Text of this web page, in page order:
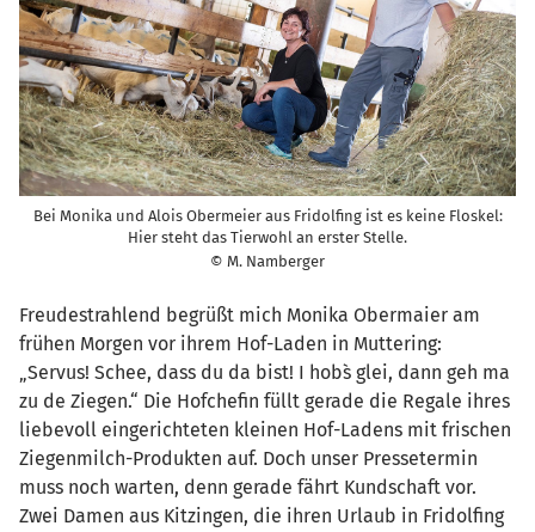
Bei Monika und Alois Obermeier aus Fridolfing ist es keine Floskel:
Hier steht das Tierwohl an erster Stelle.
© M. Namberger
Freudestrahlend begrüßt mich Monika Obermaier am
frühen Morgen vor ihrem Hof-Laden in Muttering:
„Servus! Schee, dass du da bist! I hob`s glei, dann geh ma
zu de Ziegen.“ Die Hofchefin füllt gerade die Regale ihres
liebevoll eingerichteten kleinen Hof-Ladens mit frischen
Ziegenmilch-Produkten auf. Doch unser Pressetermin
muss noch warten, denn gerade fährt Kundschaft vor.
Zwei Damen aus Kitzingen, die ihren Urlaub in Fridolfing